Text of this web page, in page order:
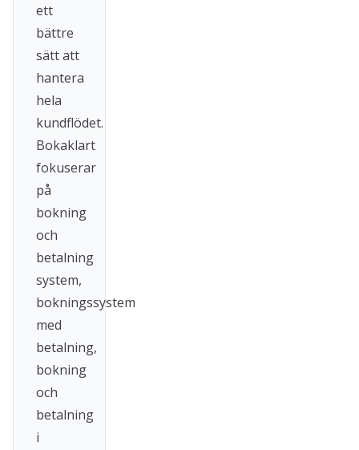
ett
bättre
sätt att
hantera
hela
kundflödet.
Bokaklart
fokuserar
på
bokning
och
betalning
system,
bokningssystem
med
betalning,
bokning
och
betalning
i